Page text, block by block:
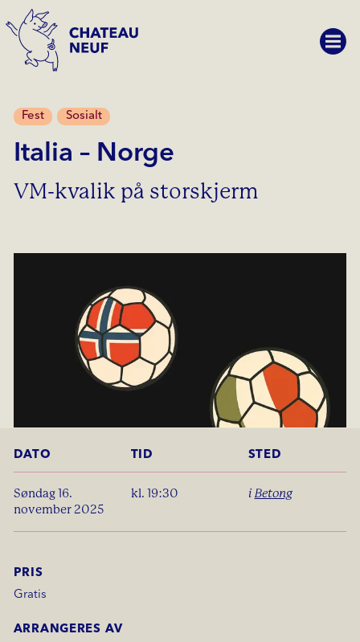
Fest Sosialt
Italia – Norge
VM-kvalik på storskjerm
PRIS
Gratis
ARRANGERES AV
DATO TID STED
søndag 16.
november 2025
kl. 19:30 i Betong